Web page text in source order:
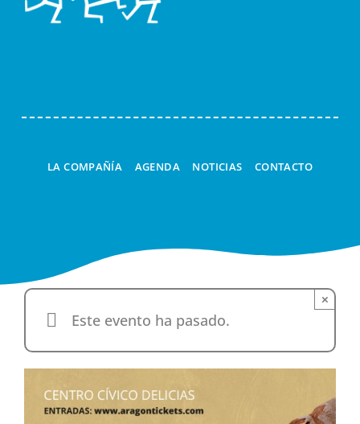
LA COMPAÑÍA AGENDA NOTICIAS CONTACTO
Este evento ha pasado.
×